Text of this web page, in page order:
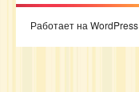
Работает на WordPress